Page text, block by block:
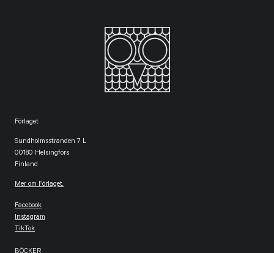
Förlaget
Sundholmsstranden 7 L
00180 Helsingfors
Finland
Mer om Förlaget.
Facebook
Instagram
TikTok